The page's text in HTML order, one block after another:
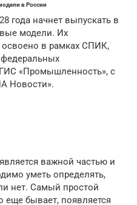
в России
года начнет выпускать в
модели. Их
в рамках СПИК,
федеральных
«Промышленность», с
Новости».
важной частью и
уметь определять,
нет. Самый простой
еще бывает, появляется